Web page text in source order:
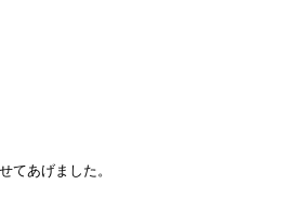
てあげました。